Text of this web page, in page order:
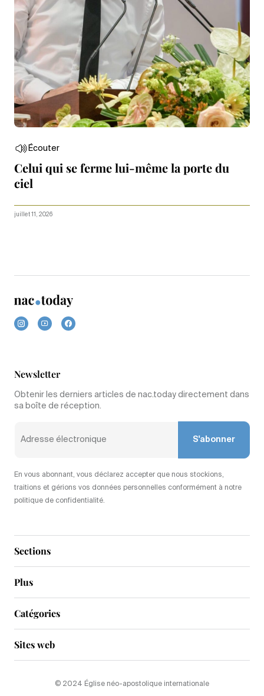
Écouter
Celui qui se ferme lui-même la porte du
ciel
juillet 11, 2026
Sections
Plus
Newsletter
Obtenir les derniers articles de nac.today directement dans
sa boîte de réception.
S'abonner
En vous abonnant, vous déclarez accepter que nous stockions,
traitions et gérions vos données personnelles conformément à notre
politique de confidentialité.
Catégories
Sites web
© 2024 Église néo-apostolique internationale